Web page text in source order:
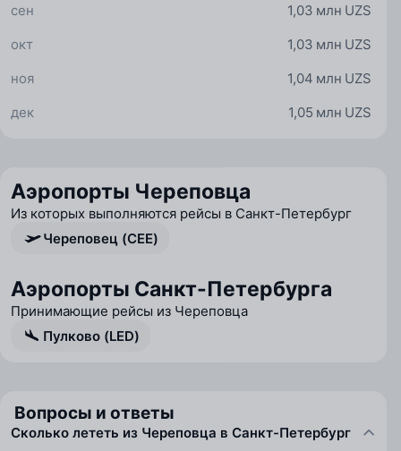
1,03 млн UZS
сен
1,03 млн UZS
окт
1,04 млн UZS
ноя
1,05 млн UZS
дек
Аэропорты Череповца
Из которых выполняются рейсы в Санкт-Петербург
Череповец (CEE)
Аэропорты Санкт-Петербурга
Принимающие рейсы из Череповца
Пулково (LED)
Вопросы и ответы
Сколько лететь из Череповца в Санкт-Петербург